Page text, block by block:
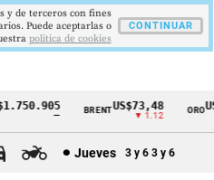
BRENTUS$73,48
▼ 1.12
ORO
Jueves 3 y 6 3 y 6
y de terceros con fines
Puede aceptarlas o
politica de cookies
CONTINUAR